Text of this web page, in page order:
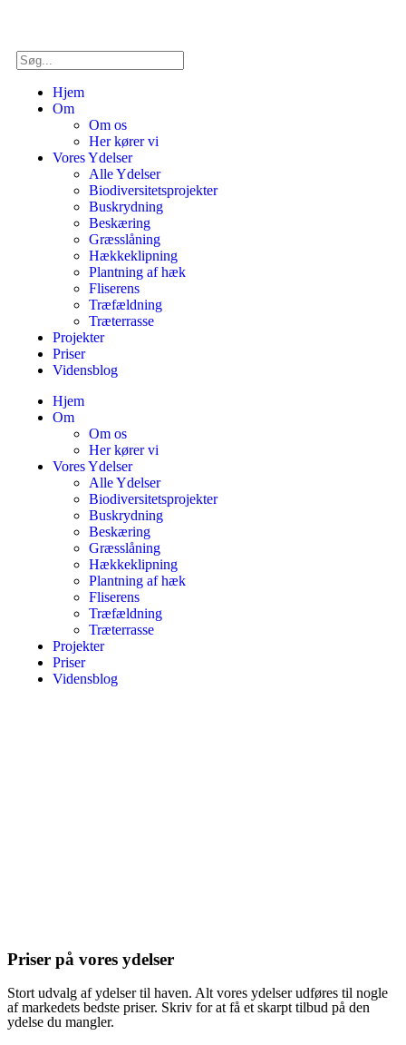
Hjem
Om
Om os
Her kører vi
Vores Ydelser
Alle Ydelser
Biodiversitetsprojekter
Buskrydning
Beskæring
Græsslåning
Hækkeklipning
Plantning af hæk
Fliserens
Træfældning
Træterrasse
Projekter
Priser
Vidensblog
Hjem
Om
Om os
Her kører vi
Vores Ydelser
Alle Ydelser
Biodiversitetsprojekter
Buskrydning
Beskæring
Græsslåning
Hækkeklipning
Plantning af hæk
Fliserens
Træfældning
Træterrasse
Projekter
Priser
Vidensblog
Priser på vores ydelser
Stort udvalg af ydelser til haven. Alt vores ydelser udføres til nogle
af markedets bedste priser. Skriv for at få et skarpt tilbud på den
ydelse du mangler.